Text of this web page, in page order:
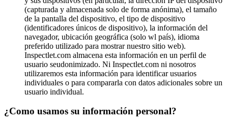
(capturada y almacenada solo de forma anónima), el tamaño
de la pantalla del dispositivo, el tipo de dispositivo
(identificadores únicos de dispositivo), la información del
navegador, ubicación geográfica (solo wl país), idioma
preferido utilizado para mostrar nuestro sitio web).
Inspectlet.com almacena esta información en un perfil de
usuario seudonimizado. Ni Inspectlet.com ni nosotros
utilizaremos esta información para identificar usuarios
individuales o para compararla con datos adicionales sobre un
usuario individual.
¿Como usamos su información personal?